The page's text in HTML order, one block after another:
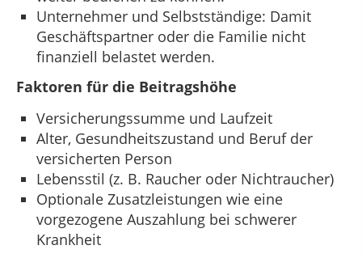
Unternehmer und Selbstständige: Damit
Geschäftspartner oder die Familie nicht
finanziell belastet werden.
Faktoren für die Beitragshöhe
Versicherungssumme und Laufzeit
Alter, Gesundheitszustand und Beruf der
versicherten Person
Lebensstil (z. B. Raucher oder Nichtraucher)
Optionale Zusatzleistungen wie eine
vorgezogene Auszahlung bei schwerer
Krankheit